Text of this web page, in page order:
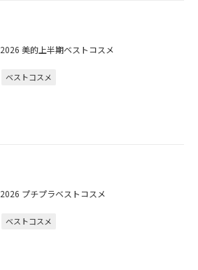
2026 美的上半期ベストコスメ
ベストコスメ
2026 プチプラベストコスメ
ベストコスメ